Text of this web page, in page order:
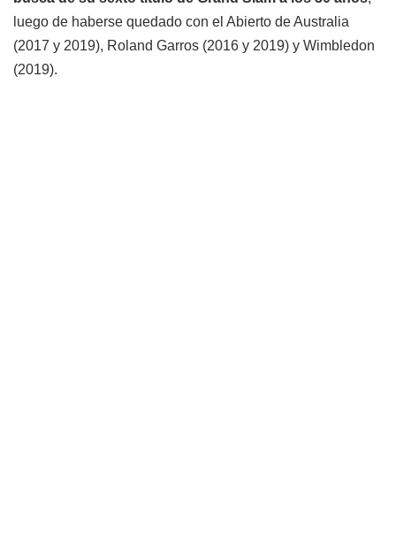
luego de haberse quedado con el Abierto de Australia
(2017 y 2019), Roland Garros (2016 y 2019) y Wimbledon
(2019).